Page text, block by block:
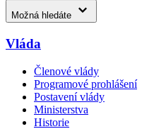
Možná hledáte
Vláda
Členové vlády
Programové prohlášení
Postavení vlády
Ministerstva
Historie